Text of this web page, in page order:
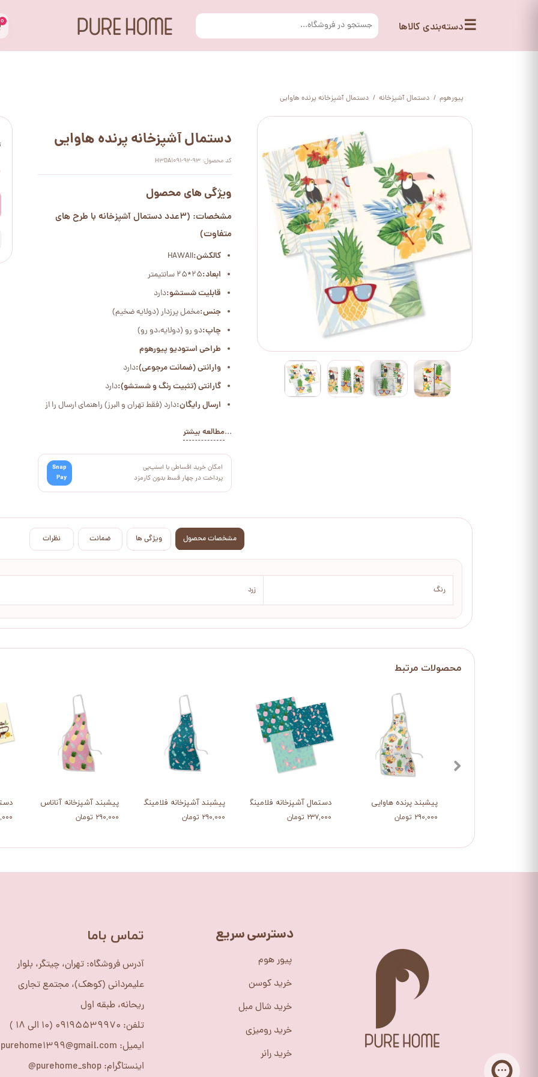
☰دسته‌بندی کالاها ۰
پیورهوم دستمال آشپزخانه دستمال آشپزخانه پرنده هاوایی
دستمال آشپزخانه پرنده هاوایی
کد محصول: H3DA1091-92-93
ویژگی های محصول
مشخصات: (3عدد دستمال آشپزخانه با طرح های
متفاوت)
کالکشن:HAWAII
ابعاد:25*25 سانتیمتر
قابلیت شستشو:دارد
جنس:مخمل پرزدار (دولایه ضخیم)
چاپ:دو رو (دولایه،دو رو)
طراحی استودیو پیورهوم
وارانتی (ضمانت مرجوعی):دارد
گارانتی (تثبیت رنگ و شستشو):دارد
ارسال رایگان:دارد (فقط تهران و البرز) راهنمای ارسال را از
...مطالعه بیشتر
امکان خرید اقساطی با اسنپ‌پی
پرداخت در چهار قسط بدون کارمزد
Snap
Pay
مشخصات محصول ویژگی ها ضمانت نظرات
رنگ زرد
پیشبند آشپزخانه آناناس
۲۹۰,۰۰۰ تومان
پیشبند آشپزخانه فلامینگو و آناناس
۲۹۰,۰۰۰ تومان
دستمال آشپزخانه فلامینگوها و آناناس
۲۳۷,۰۰۰ تومان
پیشبند پرنده هاوایی
۲۹۰,۰۰۰ تومان
پیور هوم
خرید کوسن
خرید شال مبل
خرید رومیزی
خرید رانر
دسترسی سریع ​تماس باما
آدرس فروشگاه: تهران، چیتگر، بلوار
علیمردانی (کوهک)، مجتمع تجاری
ریحانه، طبقه اول
تلفن: 09195539970 (10 الی 18 )
ایمیل: purehome1399@gmail.com
اینستاگرام: purehome_shop@